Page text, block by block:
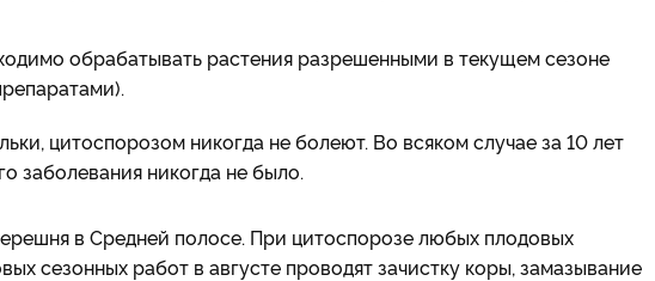
обрабатывать растения разрешенными в текущем сезоне
цитоспорозом никогда не болеют. Во всяком случае за 10 лет
заболевания никогда не было.
в Средней полосе. При цитоспорозе любых плодовых
сезонных работ в августе проводят зачистку коры, замазывание